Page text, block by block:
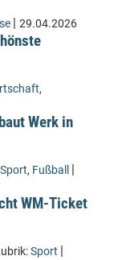
| 29.04.2026
,
Werk in
Sport, Fußball |
WM-Ticket
Sport |